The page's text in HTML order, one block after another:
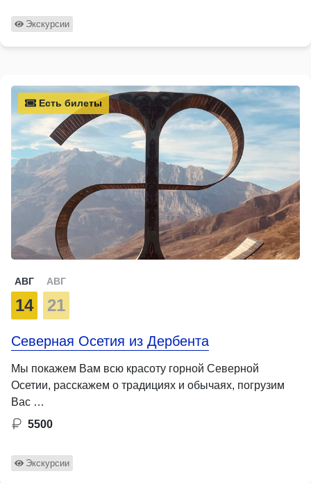
Экскурсии
Есть билеты
АВГ
14
АВГ
21
Северная Осетия из Дербента
Мы покажем Вам всю красоту горной Северной
Осетии, расскажем о традициях и обычаях, погрузим
Вас …
5500
Экскурсии